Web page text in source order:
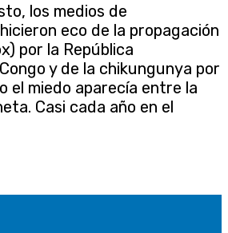
los medios de
eco de la propagación
por la República
y de la chikungunya por
el miedo aparecía entre la
Casi cada año en el